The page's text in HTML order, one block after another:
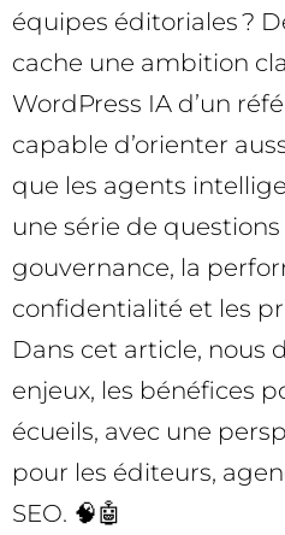
équipes éditoriales ?
cache une ambition
WordPress IA d’un
capable d’orienter
que les agents
une série de
gouvernance, la
confidentialité et les
Dans cet article, nous
enjeux, les bénéfices
écueils, avec une
pour les éditeurs,
SEO. 🧠🤖